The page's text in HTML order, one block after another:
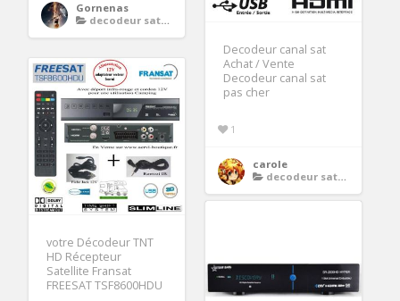
Gornenas
decodeur satellite 4k
Decodeur canal sat
Achat / Vente
Decodeur canal sat
pas cher
1
carole
decodeur satellite 4k
votre Décodeur TNT
HD Récepteur
Satellite Fransat
FREESAT TSF8600HDU